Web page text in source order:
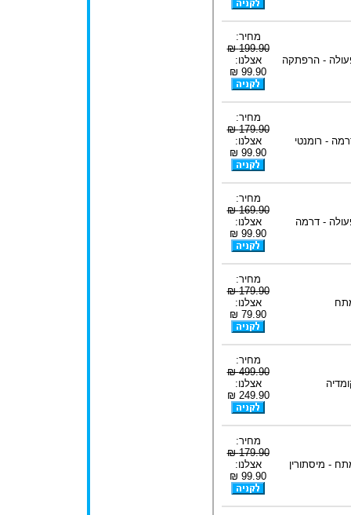
- הרפתקה
מחיר:
199.90 ₪
אצלנו:
99.90 ₪
- רומנטי
מחיר:
179.90 ₪
אצלנו:
99.90 ₪
- דרמה
מחיר:
169.90 ₪
אצלנו:
99.90 ₪
מחיר:
179.90 ₪
אצלנו:
79.90 ₪
מחיר:
499.90 ₪
אצלנו:
249.90 ₪
- מיסתורין
מחיר:
179.90 ₪
אצלנו:
99.90 ₪